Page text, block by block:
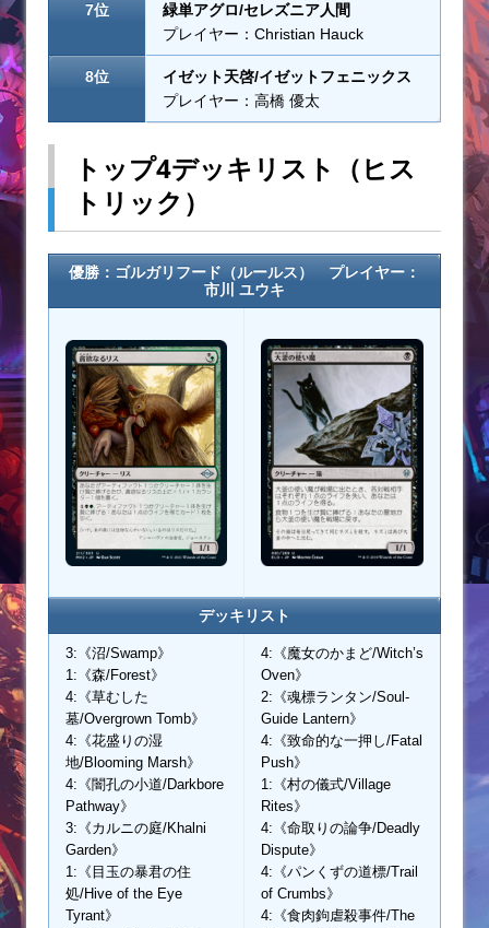
7位
緑単アグロ/セレズニア人間
プレイヤー：Christian Hauck
8位
イゼット天啓/イゼットフェニックス
プレイヤー：高橋 優太
トップ4デッキリスト（ヒス
トリック）
優勝：ゴルガリフード（ルールス） プレイヤー：
市川 ユウキ
デッキリスト
3:《沼/Swamp》
1:《森/Forest》
4:《草むした
墓/Overgrown Tomb》
4:《花盛りの湿
地/Blooming Marsh》
4:《闇孔の小道/Darkbore
Pathway》
3:《カルニの庭/Khalni
Garden》
1:《目玉の暴君の住
処/Hive of the Eye
Tyrant》
4:《魔女のかまど/Witch’s
Oven》
2:《魂標ランタン/Soul-
Guide Lantern》
4:《致命的な一押し/Fatal
Push》
1:《村の儀式/Village
Rites》
4:《命取りの論争/Deadly
Dispute》
4:《パンくずの道標/Trail
of Crumbs》
4:《食肉鉤虐殺事件/The